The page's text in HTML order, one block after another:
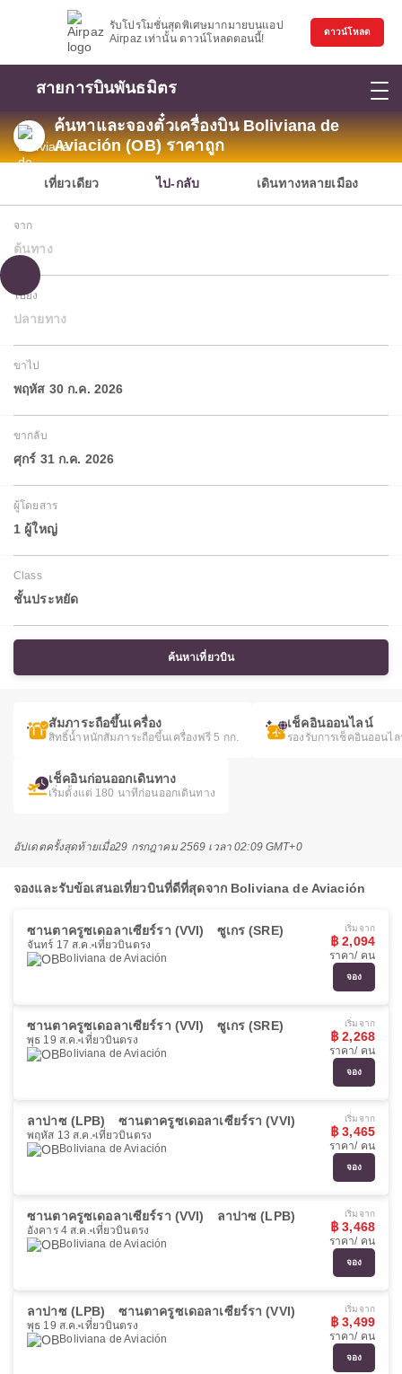
รับโปรโมชั่นสุดพิเศษมากมายบนแอป
Airpaz เท่านั้น ดาวน์โหลดตอนนี้!
ดาวน์โหลด
สายการบินพันธมิตร
ค้นหาและจองตั๋วเครื่องบิน Boliviana de
Aviación (OB) ราคาถูก
เที่ยวเดียว ไป-กลับ เดินทางหลายเมือง
จาก
ต้นทาง
ไปยัง
ปลายทาง
ขาไป
พฤหัส 30 ก.ค. 2026
ขากลับ
ศุกร์ 31 ก.ค. 2026
ผู้โดยสาร
1 ผู้ใหญ่
Class
ชั้นประหยัด
ค้นหาเที่ยวบิน
สัมภาระถือขึ้นเครื่อง
สิทธิ์น้ำหนักสัมภาระถือขึ้นเครื่องฟรี 5 กก.
เช็คอินออนไลน์
รองรับการเช็คอินออนไ
เช็คอินก่อนออกเดินทาง
เริ่มตั้งแต่ 180 นาทีก่อนออกเดินทาง
อัปเดตครั้งสุดท้ายเมื่อ29 กรกฎาคม 2569 เวลา 02:09 GMT+0
จองและรับข้อเสนอเที่ยวบินที่ดีที่สุดจาก Boliviana de Aviación
ซานตาครูซเดอลาเซียร์รา (VVI) ซูเกร (SRE)
จันทร์ 17 ส.ค. เที่ยวบินตรง
Boliviana de Aviación
เริ่มจาก
฿ 2,094
ราคา/ คน
จอง
ซานตาครูซเดอลาเซียร์รา (VVI) ซูเกร (SRE)
พุธ 19 ส.ค. เที่ยวบินตรง
Boliviana de Aviación
เริ่มจาก
฿ 2,268
ราคา/ คน
จอง
ลาปาซ (LPB) ซานตาครูซเดอลาเซียร์รา (VVI)
พฤหัส 13 ส.ค. เที่ยวบินตรง
Boliviana de Aviación
เริ่มจาก
฿ 3,465
ราคา/ คน
จอง
ซานตาครูซเดอลาเซียร์รา (VVI) ลาปาซ (LPB)
อังคาร 4 ส.ค. เที่ยวบินตรง
Boliviana de Aviación
เริ่มจาก
฿ 3,468
ราคา/ คน
จอง
ลาปาซ (LPB) ซานตาครูซเดอลาเซียร์รา (VVI)
พุธ 19 ส.ค. เที่ยวบินตรง
Boliviana de Aviación
เริ่มจาก
฿ 3,499
ราคา/ คน
จอง